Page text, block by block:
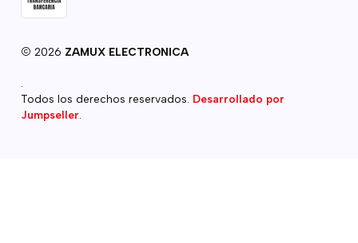
2026 ZAMUX ELECTRONICA
.
Todos los derechos reservados. Desarrollado por
Jumpseller.